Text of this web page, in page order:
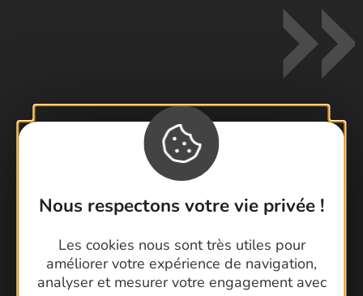
Nous respectons votre vie privée !
Les cookies nous sont très utiles pour
améliorer votre expérience de navigation,
analyser et mesurer votre engagement avec
Contactez-nous !
Foire aux questions
Brochures
Latitude Gard